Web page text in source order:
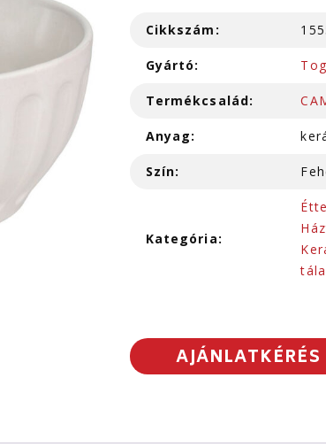
Cikkszám:
Gyártó:
Termékcsalád:
Anyag:
Szín:
Kategória:
AJÁNLATKÉRÉS